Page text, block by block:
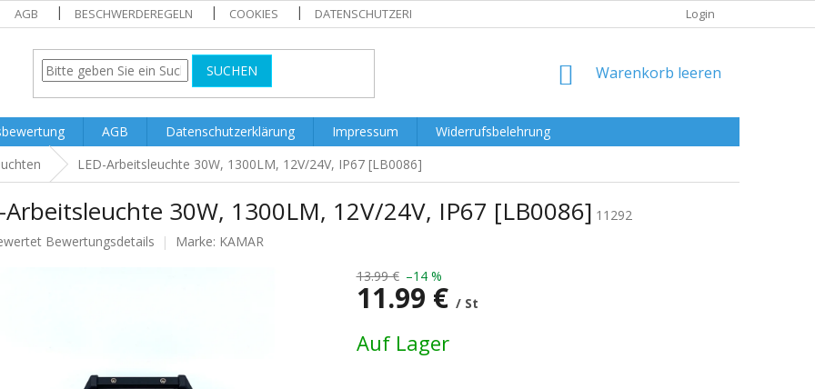
AGB BESCHWERDEREGELN COOKIES DATENSCHUTZERKLÄRUNG Login
SUCHEN WARENKORB
Warenkorb leeren
AGB Datenschutzerklärung Impressum
Widerrufsbelehrung
LED-Arbeitsleuchte 30W, 1300LM, 12V/24V, IP67 [LB0086]
Arbeitsleuchte 30W, 1300LM, 12V/24V, IP67 [LB0086] 11292
Bewertungsdetails Marke: KAMAR
13.99 € –14 %
11.99 € / St
Auf Lager